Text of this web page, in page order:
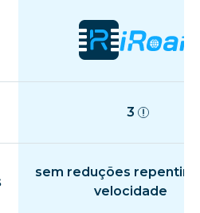
3
sem reduções
velocidade